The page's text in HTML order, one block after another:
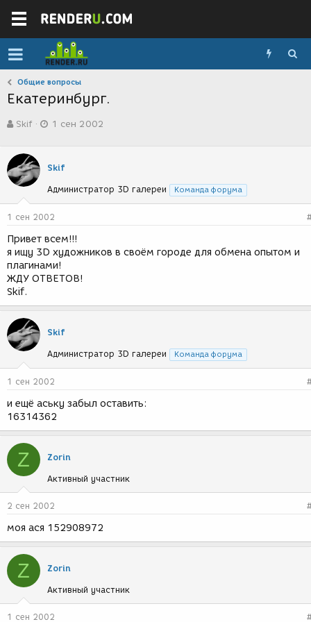
Общие вопросы
Екатеринбург.
в
о
р
т
е
м
ы
Skif
а
с
з
д
а
и
я
1 сен 2002
Skif
Администратор 3D галереи Команда форума
1 сен 2002
Привет всем!!!
я ищу 3D художников в своём городе для обмена опытом и
плагинами!
ЖДУ ОТВЕТОВ!
Skif.
Skif
Администратор 3D галереи Команда форума
1 сен 2002
и ещё аську забыл оставить:
16314362
Z Zorin
Активный участник
2 сен 2002
моя ася 152908972
Z Zorin
Активный участник
1 сен 2002